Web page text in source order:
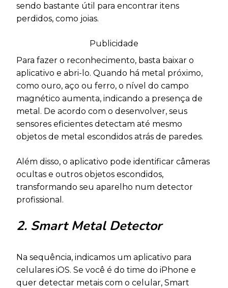
sendo bastante útil para encontrar itens
perdidos, como joias.
Publicidade
Para fazer o reconhecimento, basta baixar o
aplicativo e abri-lo. Quando há metal próximo,
como ouro, aço ou ferro, o nível do campo
magnético aumenta, indicando a presença de
metal. De acordo com o desenvolver, seus
sensores eficientes detectam até mesmo
objetos de metal escondidos atrás de paredes.
Além disso, o aplicativo pode identificar câmeras
ocultas e outros objetos escondidos,
transformando seu aparelho num detector
profissional.
2. Smart Metal Detector
Na sequência, indicamos um aplicativo para
celulares iOS. Se você é do time do iPhone e
quer detectar metais com o celular, Smart